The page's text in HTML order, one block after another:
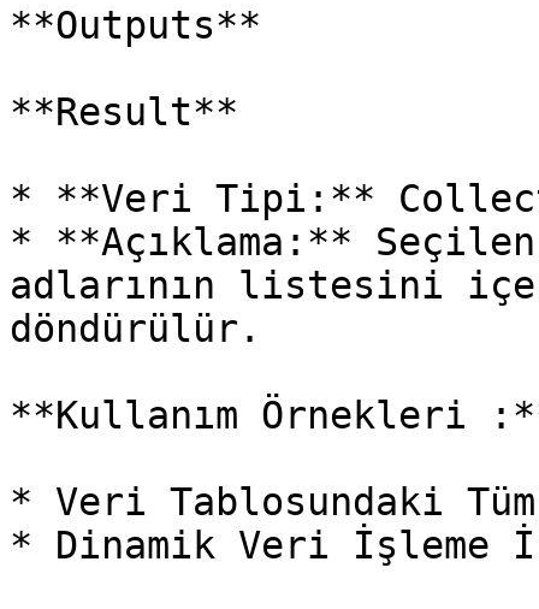
**Outputs**
**Result**
* **Veri Tipi:**
* **Açıklama:**
adlarının listesini
döndürülür.
**Kullanım Örnekleri
* Veri Tablosundaki
* Dinamik Veri İşleme